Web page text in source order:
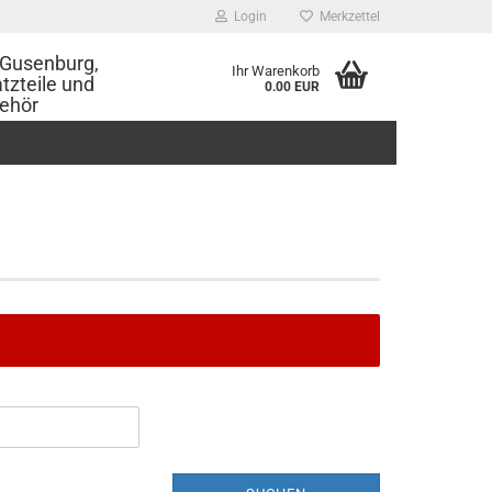
Login Merkzettel
und
Ihr Warenkorb
0.00 EUR